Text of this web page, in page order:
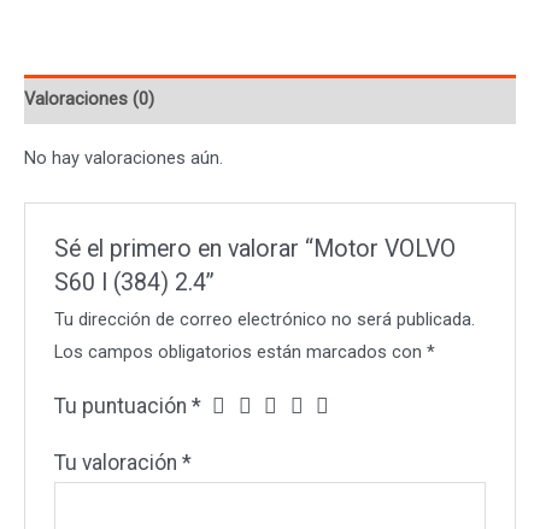
cantidad
Valoraciones (0)
No hay valoraciones aún.
Sé el primero en valorar “Motor VOLVO
S60 I (384) 2.4”
Tu dirección de correo electrónico no será publicada.
Los campos obligatorios están marcados con*
Tu puntuación*
Tu valoración*